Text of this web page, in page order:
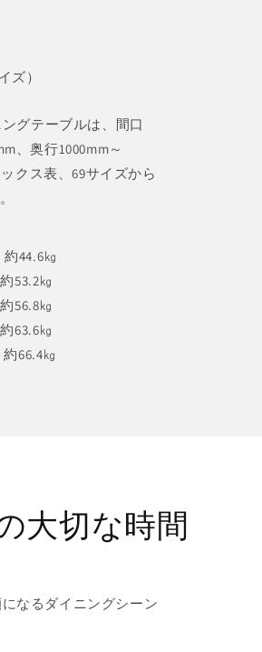
ズ）
グテーブルは、間口
、奥行1000mm～
クス表、69サイズから
44.6㎏
53.2㎏
56.8㎏
63.6㎏
約66.4㎏
大切な時間
なるダイニングシーン